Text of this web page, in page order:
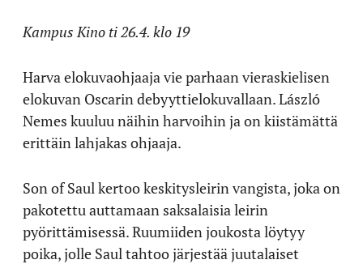
Kampus Kino ti 26.4. klo 19
Harva elokuvaohjaaja vie parhaan vieraskielisen
elokuvan Oscarin debyyttielokuvallaan. László
Nemes kuuluu näihin harvoihin ja on kiistämättä
erittäin lahjakas ohjaaja.
Son of Saul kertoo keskitysleirin vangista, joka on
pakotettu auttamaan saksalaisia leirin
pyörittämisessä. Ruumiiden joukosta löytyy
poika, jolle Saul tahtoo järjestää juutalaiset